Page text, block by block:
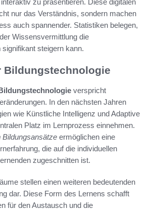
zu präsentieren. Diese digitalen
nur das Verständnis, sondern machen
auch spannender. Statistiken belegen,
Wissensvermittlung die
steigern kann.
Bildungstechnologie
verspricht
In den nächsten Jahren
wie Künstliche Intelligenz und Adaptive
Platz im Lernprozess einnehmen.
Bildungsansätze ermöglichen eine
die auf die individuellen
zugeschnitten ist.
stellen einen weiteren bedeutenden
dar. Diese Form des Lernens schafft
für den Austausch und die